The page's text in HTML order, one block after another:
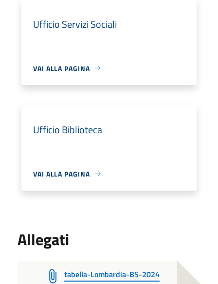
Ufficio Servizi Sociali
VAI ALLA PAGINA
Ufficio Biblioteca
VAI ALLA PAGINA
Allegati
tabella-Lombardia-BS-2024